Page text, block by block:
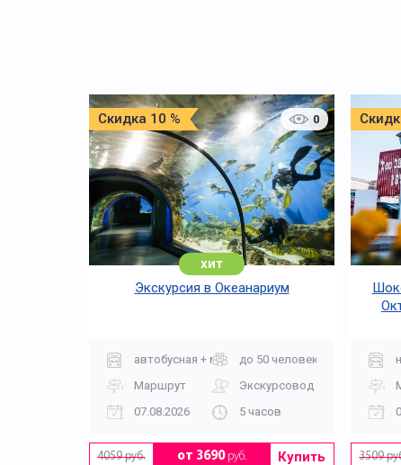
Скидка 10 % 0
хит
Экскурсия в Океанариум
автобусная + музейдо 50 человек
Маршрут
Экскурсовод
07.08.2026
5 часов
4059 руб. от 3690руб. Купить 3509